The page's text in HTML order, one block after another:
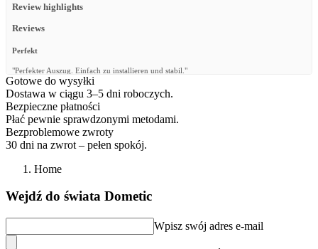
Review highlights
Reviews
Perfekt
"Perfekter Auszug. Einfach zu installieren und stabil."
5/5)
Great product. Does its job
"Great product. Does its job and works well. Highly recommend."
—Cory M. (5/5)
Q&A
Gotowe do wysyłki
Dostawa w ciągu 3–5 dni roboczych.
Bezpieczne płatności
Płać pewnie sprawdzonymi metodami.
Bezproblemowe zwroty
30 dni na zwrot – pełen spokój.
Home
Wejdź do świata Dometic
Wpisz swój adres e-mail